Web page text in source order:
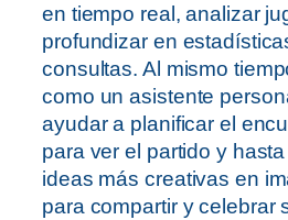
en tiempo real, analizar
profundizar en
consultas. Al mismo
como un asistente
ayudar a planificar el
para ver el partido y
ideas más creativas en
para compartir y celebrar